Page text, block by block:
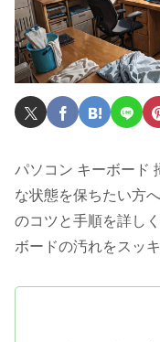
パソコン キーボード
な状態を保ちたい方
のコツと手順を詳し
ボードの汚れをスッ